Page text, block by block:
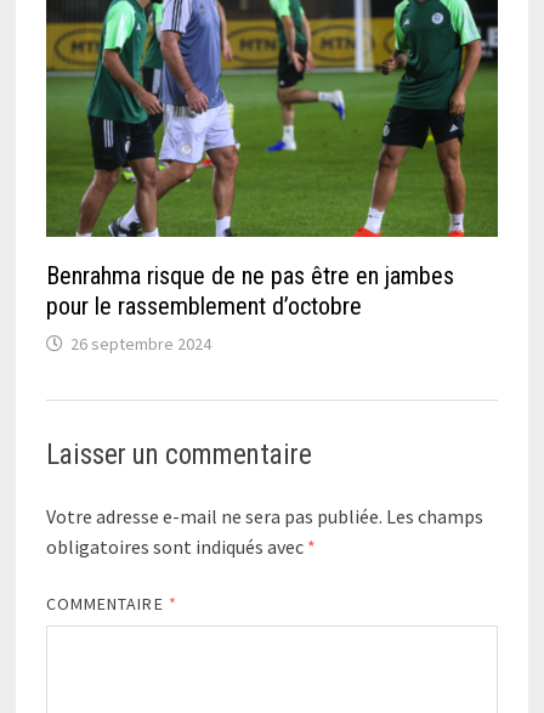
Benrahma risque de ne pas être en jambes
pour le rassemblement d’octobre
26 septembre 2024
Laisser un commentaire
Votre adresse e-mail ne sera pas publiée. Les champs
obligatoires sont indiqués avec *
COMMENTAIRE *